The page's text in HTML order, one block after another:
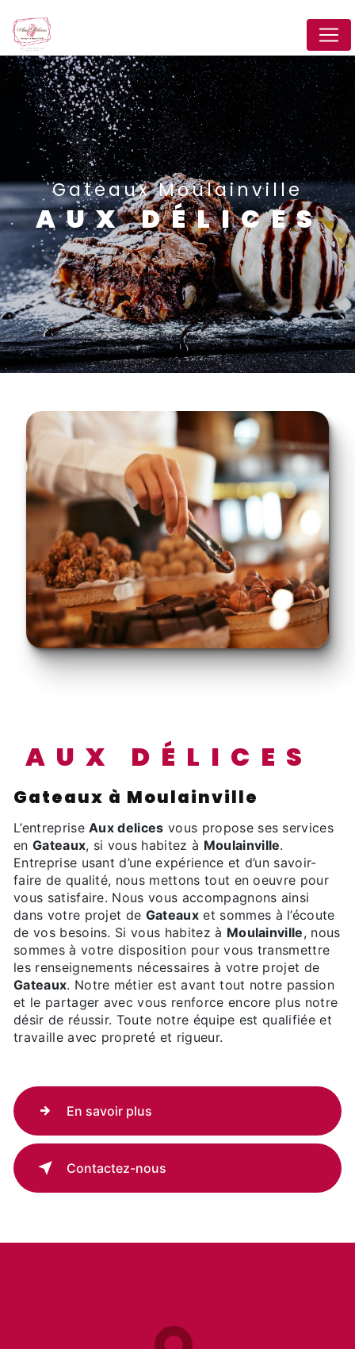
Gateaux Moulainville
AUX DÉLICES
AUX DÉLICES
Gateaux à Moulainville
L’entrepriseAux delices vous propose ses services
en Gateaux, si vous habitez à Moulainville.
Entreprise usant d’une expérience et d’un savoir-
faire de qualité, nous mettons tout en oeuvre pour
vous satisfaire. Nous vous accompagnons ainsi
dans votre projet de Gateauxet sommes à l’écoute
de vos besoins. Si vous habitez à Moulainville, nous
sommes à votre disposition pour vous transmettre
les renseignements nécessaires à votre projet de
Gateaux. Notre métier est avant tout notre passion
et le partager avec vous renforce encore plus notre
désir de réussir. Toute notre équipe est qualifiée et
travaille avec propreté et rigueur.
En savoir plus
Contactez-nous